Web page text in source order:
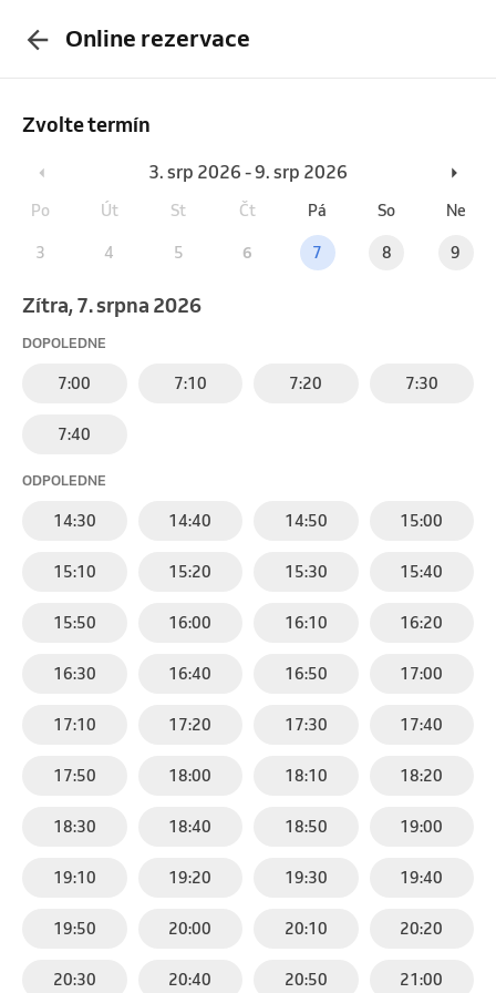
Online rezervace
Zvolte termín
3. srp 2026 - 9. srp 2026
Po Út St Čt Pá So Ne
3 4 5 6 7 8 9
Zítra, 7. srpna 2026
DOPOLEDNE
7:00 7:10 7:20 7:30
7:40
ODPOLEDNE
14:30 14:40 14:50 15:00
15:10 15:20 15:30 15:40
15:50 16:00 16:10 16:20
16:30 16:40 16:50 17:00
17:10 17:20 17:30 17:40
17:50 18:00 18:10 18:20
18:30 18:40 18:50 19:00
19:10 19:20 19:30 19:40
19:50 20:00 20:10 20:20
20:30 20:40 20:50 21:00